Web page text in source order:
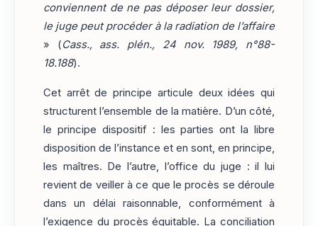
conviennent de ne pas déposer leur dossier,
le juge peut procéder à la radiation de l’affaire
» (Cass., ass. plén., 24 nov. 1989, n°88-
18.188).
Cet arrêt de principe articule deux idées qui
structurent l’ensemble de la matière. D’un côté,
le principe dispositif : les parties ont la libre
disposition de l’instance et en sont, en principe,
les maîtres. De l’autre, l’office du juge : il lui
revient de veiller à ce que le procès se déroule
dans un délai raisonnable, conformément à
l’exigence du procès équitable. La conciliation